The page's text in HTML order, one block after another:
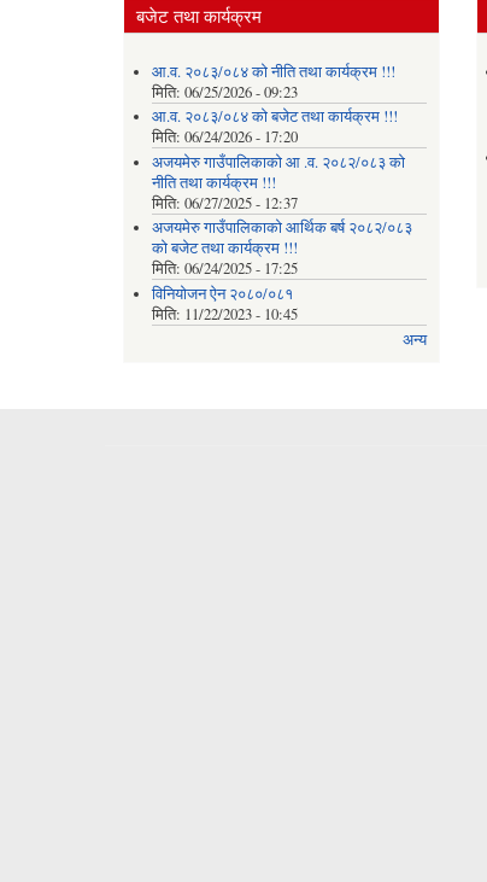
बजेट तथा कार्यक्रम
आ.व. २०८३/०८४ को नीति तथा कार्यक्रम !!!
मिति: 06/25/2026 - 09:23
आ.व. २०८३/०८४ को बजेट तथा कार्यक्रम !!!
मिति: 06/24/2026 - 17:20
अजयमेरु गाउँपालिकाको आ .व. २०८२/०८३ को
नीति तथा कार्यक्रम !!!
मिति: 06/27/2025 - 12:37
अजयमेरु गाउँपालिकाको आर्थिक बर्ष २०८२/०८३
को बजेट तथा कार्यक्रम !!!
मिति: 06/24/2025 - 17:25
विनियोजन ऐन २०८०/०८१
मिति: 11/22/2023 - 10:45
अन्य